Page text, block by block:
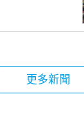
更多新聞